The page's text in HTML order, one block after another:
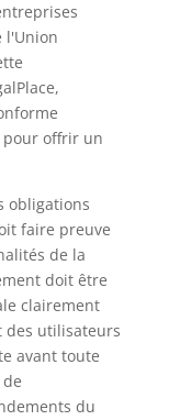
l'Union
pour offrir un
obligations
faire preuve
de la
doit être
clairement
des utilisateurs
avant toute
du